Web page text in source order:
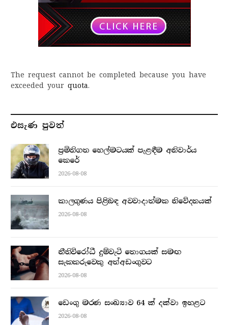
The request cannot be completed because you have
exceeded your quota.
එසැණ පුව​ත්
ප්‍රමිතිගත හෙල්මටයක් පැළඳීම අනිවාර්ය
කෙරේ
2026-08-08
කාලගුණය පිළිබඳ අවවාදාත්මක නිවේදනයක්
2026-08-08
නීතිවිරෝධී දුම්වැටි තොගයක් සමඟ
සැකකරුවෙකු අත්අඩංගුවට
2026-08-08
ඩෙංගු මරණ සංඛ්‍යාව 64 ක් දක්වා ඉහළට
2026-08-08